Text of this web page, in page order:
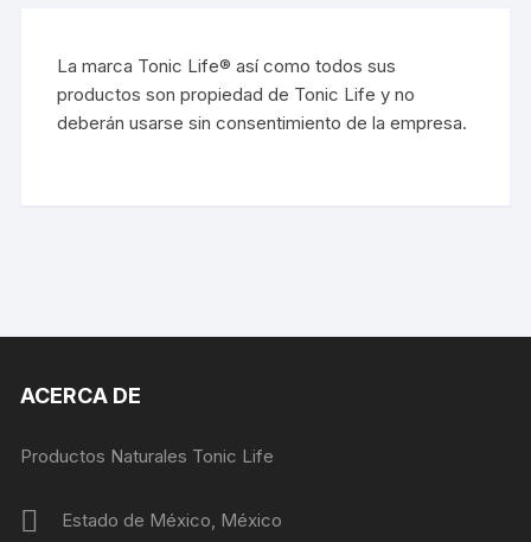
La marca Tonic Life® así como todos sus
productos son propiedad de Tonic Life y no
deberán usarse sin consentimiento de la empresa.
ACERCA DE
Productos Naturales Tonic Life
Estado de México, México